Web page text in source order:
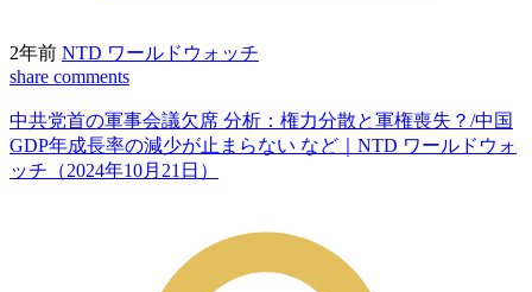
2年前 NTD ワールドウォッチ
share comments
中共党首の軍事会議欠席 分析：権力分散と軍権喪失？/中国
GDP年成長率の減少が止まらない など｜NTD ワールドウォ
ッチ（2024年10月21日）